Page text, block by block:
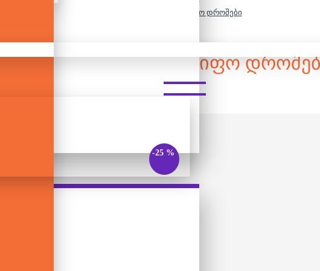
ლოტო - სახელმწიფო დროშები
ᲚᲝᲢᲝ - ᲡᲐᲮᲔᲚᲛᲬᲘᲤᲝ
-25 %